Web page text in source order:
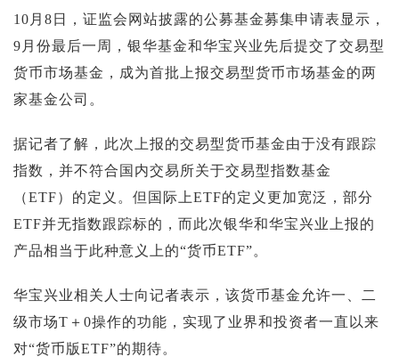
10月8日，证监会网站披露的公募基金募集申请表显示，
9月份最后一周，银华基金和华宝兴业先后提交了交易型
货币市场基金，成为首批上报交易型货币市场基金的两
家基金公司。
据记者了解，此次上报的交易型货币基金由于没有跟踪
指数，并不符合国内交易所关于交易型指数基金
（ETF）的定义。但国际上ETF的定义更加宽泛，部分
ETF并无指数跟踪标的，而此次银华和华宝兴业上报的
产品相当于此种意义上的“货币ETF”。
华宝兴业相关人士向记者表示，该货币基金允许一、二
级市场T＋0操作的功能，实现了业界和投资者一直以来
对“货币版ETF”的期待。